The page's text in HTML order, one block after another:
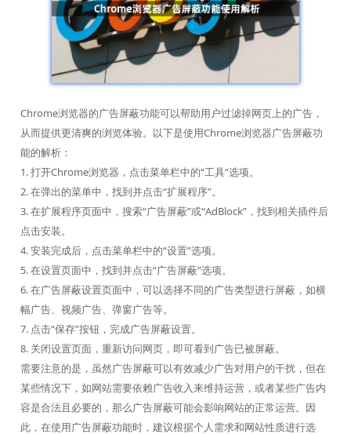
Chrome浏览器的广告屏蔽功能可以帮助用户过滤掉网页上的广告，
从而提供更清爽的浏览体验。以下是使用Chrome浏览器广告屏蔽功
能的解析：
1. 打开Chrome浏览器，点击菜单栏中的“工具”选项。
2. 在弹出的菜单中，找到并点击“扩展程序”。
3. 在扩展程序页面中，搜索“广告屏蔽”或“AdBlock”，找到相关插件后
点击安装。
4. 安装完成后，点击菜单栏中的“设置”选项。
5. 在设置页面中，找到并点击“广告屏蔽”选项。
6. 在广告屏蔽设置页面中，可以选择不同的广告类型进行屏蔽，如横
幅广告、视频广告、弹窗广告等。
7. 点击“保存”按钮，完成广告屏蔽设置。
8. 关闭设置页面，重新访问网页，即可看到广告已被屏蔽。
需要注意的是，虽然广告屏蔽可以有效减少广告对用户的干扰，但在
某些情况下，如网站需要依赖广告收入来维持运营，或者某些广告内
容是合法且必要的，那么广告屏蔽可能会影响网站的正常运营。因
此，在使用广告屏蔽功能时，建议根据个人需求和网站性质进行选